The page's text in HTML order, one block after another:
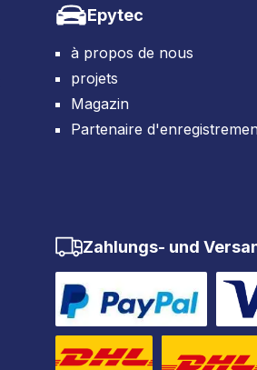
Epytec
à propos de nous
projets
Magazin
Partenaire
Zahlungs- und